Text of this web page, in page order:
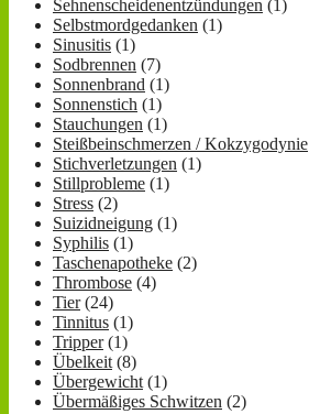
Sehnenscheidenentzündungen (1)
Selbstmordgedanken (1)
Sinusitis (1)
Sodbrennen (7)
Sonnenbrand (1)
Sonnenstich (1)
Stauchungen (1)
Steißbeinschmerzen / Kokzygodynie
Stichverletzungen (1)
Stillprobleme (1)
Stress (2)
Suizidneigung (1)
Syphilis (1)
Taschenapotheke (2)
Thrombose (4)
Tier(24)
Tinnitus (1)
Tripper(1)
Übelkeit (8)
Übergewicht (1)
Übermäßiges Schwitzen (2)